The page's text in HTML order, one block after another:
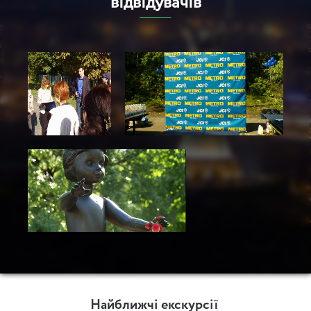
Ірпінь – Пуща-Водиця
6 годин
2 години 30 хвилин
Найближчі екскурсії